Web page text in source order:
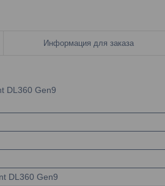
Информация для заказа
DL360 Gen9
DL360 Gen9